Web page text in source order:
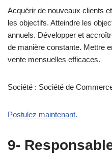
Acquérir de nouveaux clients
les objectifs. Atteindre les
annuels. Développer et
de manière constante. Mettre
vente mensuelles efficaces.
Société : Société de
Postulez maintenant.
9-